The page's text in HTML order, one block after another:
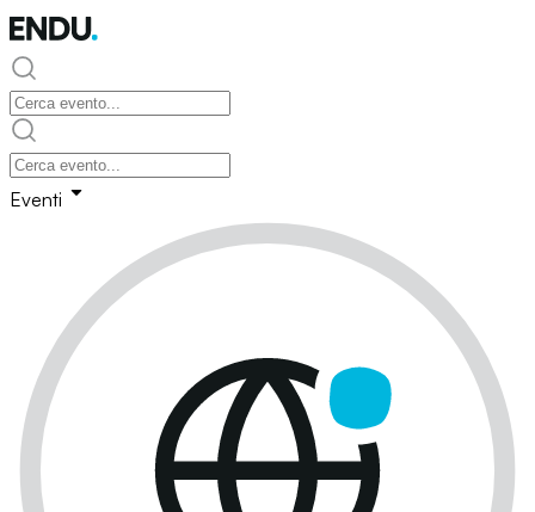
Eventi